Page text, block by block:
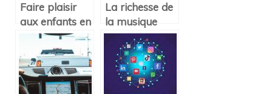
Faire plaisir
aux enfants en
installant une
aire de jeux
dans son
jardin
La richesse de
la musique
militaire